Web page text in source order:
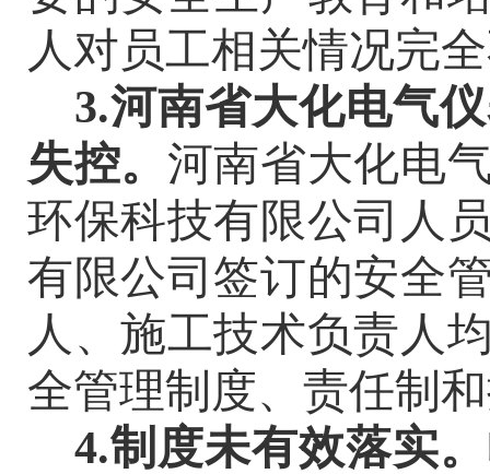
人对员工相关情况完
3.河南省大化电气
失控。 河南省大化电
环保科技有限公司人
有限公司签订的安全
人、施工技术负责人
全管理制度、责任制
4.制度未有效落实。